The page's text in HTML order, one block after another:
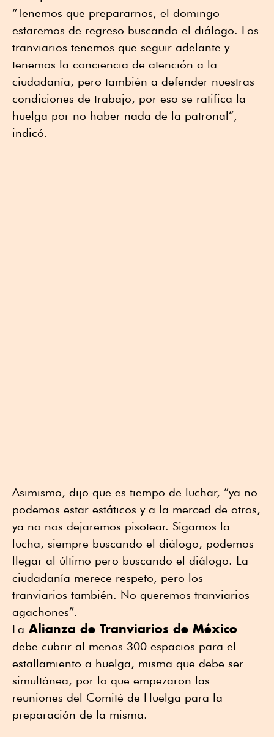
“Tenemos que prepararnos, el domingo
estaremos de regreso buscando el diálogo. Los
tranviarios tenemos que seguir adelante y
tenemos la conciencia de atención a la
ciudadanía, pero también a defender nuestras
condiciones de trabajo, por eso se ratifica la
huelga por no haber nada de la patronal”,
indicó.
Asimismo, dijo que es tiempo de luchar, “ya no
podemos estar estáticos y a la merced de otros,
ya no nos dejaremos pisotear. Sigamos la
lucha, siempre buscando el diálogo, podemos
llegar al último pero buscando el diálogo. La
ciudadanía merece respeto, pero los
tranviarios también. No queremos tranviarios
agachones”.
La Alianza de Tranviarios de México
debe cubrir al menos 300 espacios para el
estallamiento a huelga, misma que debe ser
simultánea, por lo que empezaron las
reuniones del Comité de Huelga para la
preparación de la misma.